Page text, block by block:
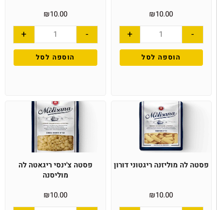
₪10.00
-
+
הוספה לסל
₪10.00
-
+
הוספה לסל
פסטה לה מוליזנה ריגטוני דורון
₪10.00
פסטה צ'ינסי ריגאטה לה
מוליסנה
₪10.00